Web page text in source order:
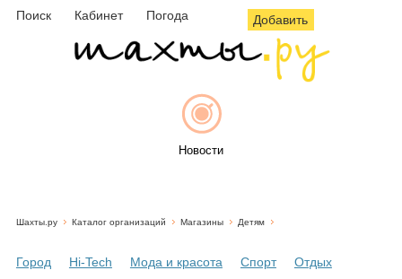
Поиск Кабинет Погода Добавить
Новости
Шахты.ру Каталог организаций Магазины Детям
Город Hi-Tech Мода и красота Спорт
Отдых